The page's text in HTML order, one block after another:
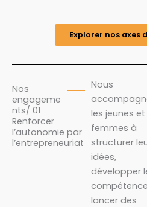
Explorer nos axes
Nos
engageme
nts/ 01
Renforcer
l’autonomie par
l’entrepreneuriat
Nous
les jeunes et
femmes à
structurer
idées,
développer
lancer des